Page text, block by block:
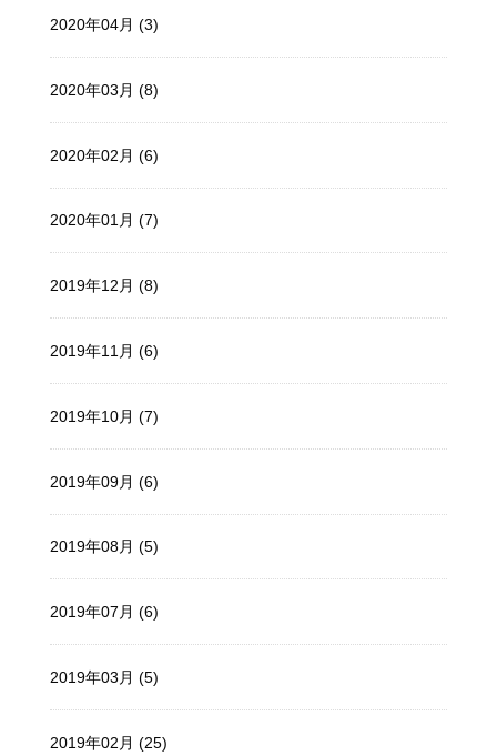
2020年04月 (3)
2020年03月 (8)
2020年02月 (6)
2020年01月 (7)
2019年12月 (8)
2019年11月 (6)
2019年10月 (7)
2019年09月 (6)
2019年08月 (5)
2019年07月 (6)
2019年03月 (5)
2019年02月 (25)